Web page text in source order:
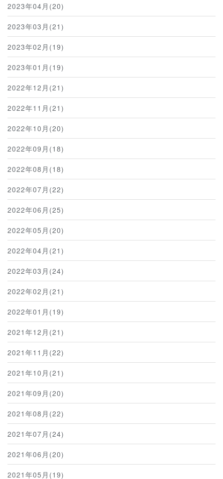
2023年04月(20)
2023年03月(21)
2023年02月(19)
2023年01月(19)
2022年12月(21)
2022年11月(21)
2022年10月(20)
2022年09月(18)
2022年08月(18)
2022年07月(22)
2022年06月(25)
2022年05月(20)
2022年04月(21)
2022年03月(24)
2022年02月(21)
2022年01月(19)
2021年12月(21)
2021年11月(22)
2021年10月(21)
2021年09月(20)
2021年08月(22)
2021年07月(24)
2021年06月(20)
2021年05月(19)